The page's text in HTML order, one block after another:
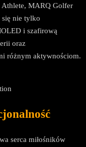
Athlete, MARQ Golfer
się nie tylko
i szafirową
oraz
różnym aktywnościom.
serca miłośników